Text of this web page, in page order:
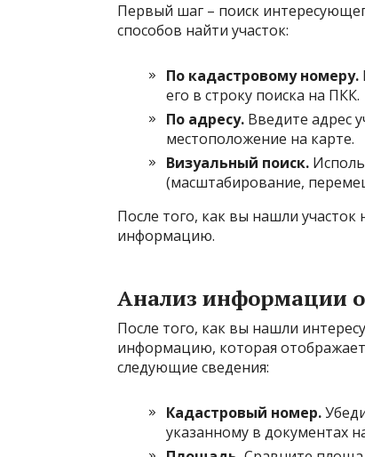
Первый шаг – поиск
способов найти участок:
По кадастровому номеру.
его в строку поиска на ПКК.
По адресу. Введите адрес
местоположение на карте.
Визуальный поиск.
(масштабирование,
После того, как вы нашли
информацию.
Анализ информации
После того, как вы нашли
информацию, которая
следующие сведения:
Кадастровый номер.
указанному в документах